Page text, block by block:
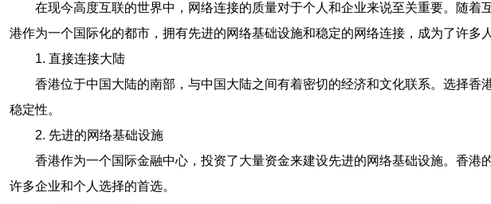
在现今高度互联的世界中，网络连接的质量对于个人和企业来说至关重要。随
港作为一个国际化的都市，拥有先进的网络基础设施和稳定的网络连接，成为了许多
1. 直接连接大陆
香港位于中国大陆的南部，与中国大陆之间有着密切的经济和文化联系。选择
稳定性。
2. 先进的网络基础设施
香港作为一个国际金融中心，投资了大量资金来建设先进的网络基础设施。香
许多企业和个人选择的首选。